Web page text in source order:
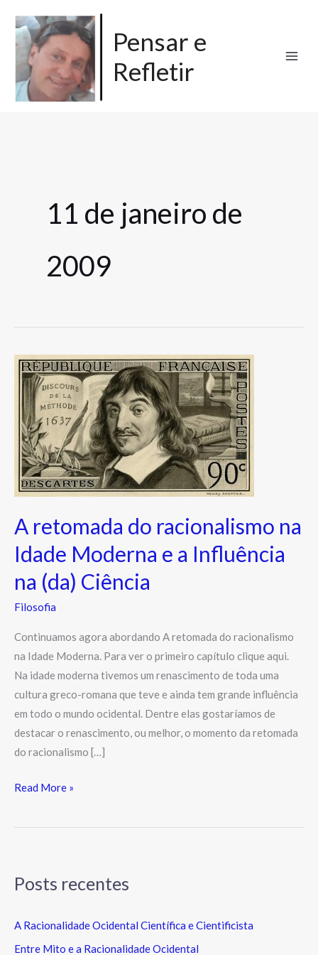
para
conteúdo
Pensar e
Refletir
11 de janeiro de
2009
A retomada do racionalismo na
Idade Moderna e a Influência
na (da) Ciência
Filosofia
Continuamos agora abordando A retomada do racionalismo
na Idade Moderna. Para ver o primeiro capítulo clique aqui.
Na idade moderna tivemos um renascimento de toda uma
cultura greco-romana que teve e ainda tem grande influência
em todo o mundo ocidental. Dentre elas gostaríamos de
destacar o renascimento, ou melhor, o momento da retomada
do racionalismo […]
A
retomada
do
racionalismo
na
Idade
Moderna
e
Influência
na
Ciência
Read More »
Posts recentes
A Racionalidade Ocidental Científica e Cientificista
Entre Mito e a Racionalidade Ocidental